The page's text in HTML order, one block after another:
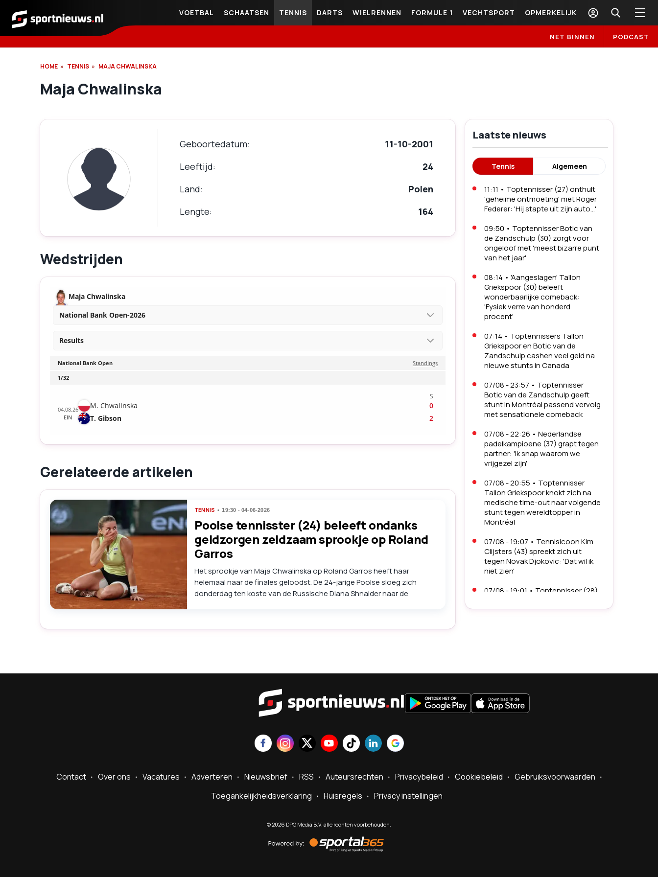
Sportnieuws.nl
VOETBAL SCHAATSEN TENNIS DARTS WIELRENNEN FORMULE 1 VECHTSPORT OPMERKELIJK
NET BINNEN PODCAST
HOME TENNIS MAJA CHWALINSKA
Maja Chwalinska
Geboortedatum
11-10-2001
Leeftijd
24
Land
Polen
Lengte
164
Wedstrijden
Gerelateerde artikelen
TENNIS 19:30 - 04-06-2026
Poolse tennisster (24) beleeft ondanks
geldzorgen zeldzaam sprookje op Roland
Garros
Het sprookje van Maja Chwalinska op Roland Garros heeft haar
helemaal naar de finales geloodst. De 24-jarige Poolse sloeg zich
donderdag ten koste van de Russische Diana Shnaider naar de
bekende landgenote Iga Swiatek.
Laatste nieuws
Tennis Algemeen
11:11 • Toptennisser (27) onthult
'geheime ontmoeting' met Roger
Federer: 'Hij stapte uit zijn auto...'
09:50 • Toptennisser Botic van
de Zandschulp (30) zorgt voor
ongeloof met 'meest bizarre punt
van het jaar'
08:14 • 'Aangeslagen' Tallon
Griekspoor (30) beleeft
wonderbaarlijke comeback:
'Fysiek verre van honderd
procent'
07:14 • Toptennissers Tallon
Griekspoor en Botic van de
Zandschulp cashen veel geld na
nieuwe stunts in Canada
07/08 - 23:57 • Toptennisser
Botic van de Zandschulp geeft
stunt in Montréal passend vervolg
met sensationele comeback
07/08 - 22:26 • Nederlandse
padelkampioene (37) grapt tegen
partner: 'Ik snap waarom we
vrijgezel zijn'
07/08 - 20:55 • Toptennisser
Tallon Griekspoor knokt zich na
medische time-out naar volgende
stunt tegen wereldtopper in
Montréal
07/08 - 19:07 • Tennisicoon Kim
Clijsters (43) spreekt zich uit
tegen Novak Djokovic: 'Dat wil ik
niet zien'
07/08 - 19:01 • Toptennisser (28)
opgave met blessure: 'Ik kamp er
verkoop rond Boris Becker:
bijzonder stukje uit leven van
interviewster
Sportnieuws.nl
Contact Over ons Vacatures Adverteren Nieuwsbrief RSS Auteursrechten Privacybeleid Cookiebeleid
Gebruiksvoorwaarden
Toegankelijkheidsverklaring
Huisregels Privacy instellingen
©2026 DPG Media B.V. alle rechten voorbehouden.
by
Sportal365